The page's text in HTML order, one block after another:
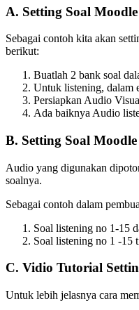
A. Setting Soal
Sebagai contoh kita akan
berikut:
Buatlah 2 bank soal
Untuk listening, dalam
Persiapkan Audio
Ada baiknya Audio
B. Setting Soal
Audio yang digunakan
soalnya.
Sebagai contoh dalam
Soal listening no 1-15
Soal listening no 1 -15
C. Vidio Tutorial
Untuk lebih jelasnya cara